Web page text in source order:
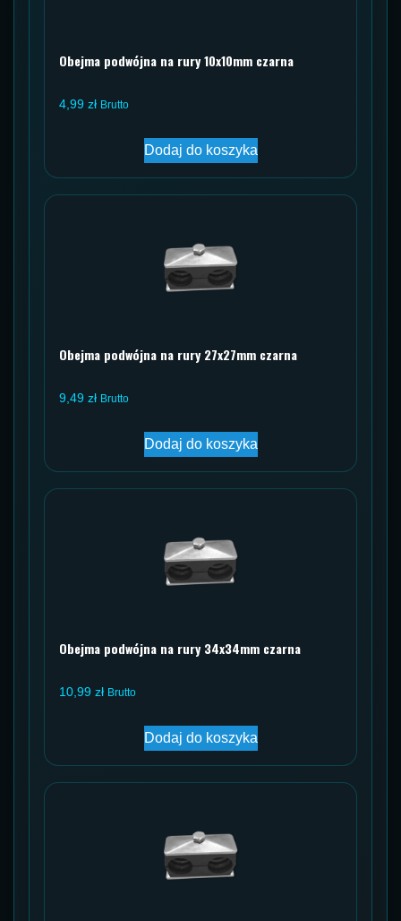
Obejma podwójna na rury 10x10mm czarna
4,99 zł Brutto
Dodaj do koszyka
Obejma podwójna na rury 27x27mm czarna
9,49 zł Brutto
Dodaj do koszyka
Obejma podwójna na rury 34x34mm czarna
10,99 zł Brutto
Dodaj do koszyka